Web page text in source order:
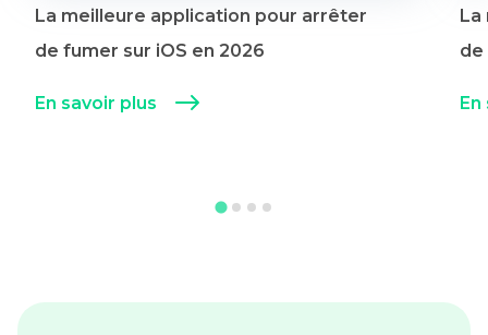
La meilleure application pour arrêter
de fumer sur iOS en 2026
En savoir plus
La
de